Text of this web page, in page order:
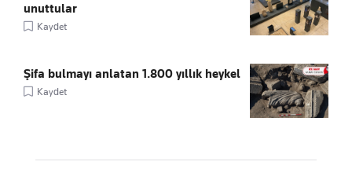
unuttular
Kaydet
Şifa bulmayı anlatan 1.800 yıllık heykel
Kaydet